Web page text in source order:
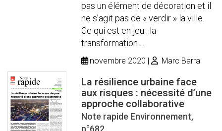
pas un élément de décoration et il
ne s’agit pas de « verdir » la ville.
Ce qui est en jeu : la
transformation ...
novembre 2020 Marc Barra
La résilience urbaine face
aux risques : nécessité d’une
approche collaborative
Note rapide Environnement,
n°682